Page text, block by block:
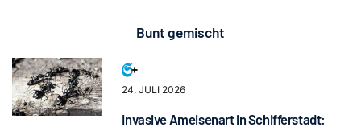
Bunt gemischt
24. JULI 2026
Invasive Ameisenart in Schifferstadt: